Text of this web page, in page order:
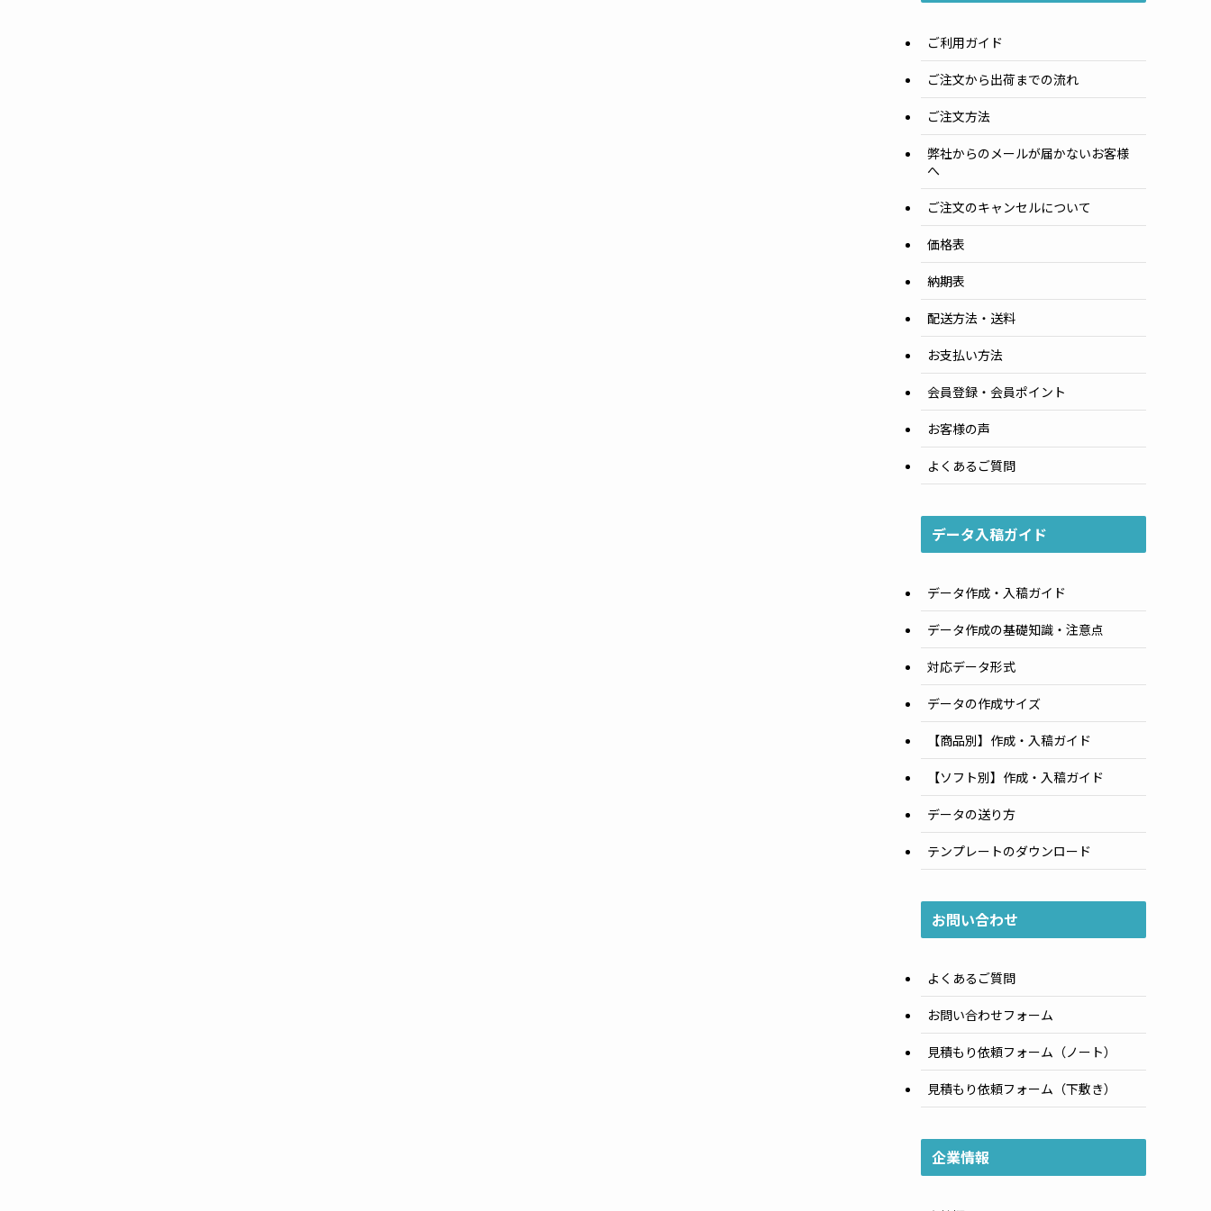
ご利用ガイド
ご注文から出荷までの流れ
ご注文方法
弊社からのメールが届かないお客様
へ
ご注文のキャンセルについて
価格表
納期表
配送方法・送料
お支払い方法
会員登録・会員ポイント
お客様の声
よくあるご質問
データ入稿ガイド
データ作成・入稿ガイド
データ作成の基礎知識・注意点
対応データ形式
データの作成サイズ
【商品別】作成・入稿ガイド
【ソフト別】作成・入稿ガイド
データの送り方
テンプレートのダウンロード
お問い合わせ
よくあるご質問
お問い合わせフォーム
見積もり依頼フォーム（ノート）
見積もり依頼フォーム（下敷き）
企業情報